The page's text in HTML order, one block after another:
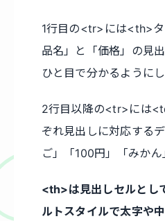
1行目の<tr>には<th>
品名」と「価格」の見
ひと目で分かるようにし
2行目以降の<tr>には
ぞれ見出しに対応する
ご」「100円」「みかん
<th>は見出しセルとし
ルトスタイルで太字や